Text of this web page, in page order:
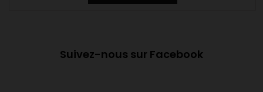
Suivez-nous sur Facebook